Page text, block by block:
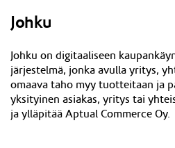
Johku
Johku on digitaaliseen
järjestelmä, jonka avulla yritys,
omaava taho myy tuotteitaan ja
yksityinen asiakas, yritys tai
ja ylläpitää Aptual Commerce Oy.